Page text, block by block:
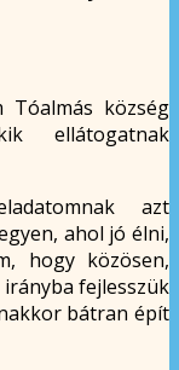
Tóalmás község
ellátogatnak
azt
ahol jó élni,
hogy közösen,
fejlesszük
bátran épít